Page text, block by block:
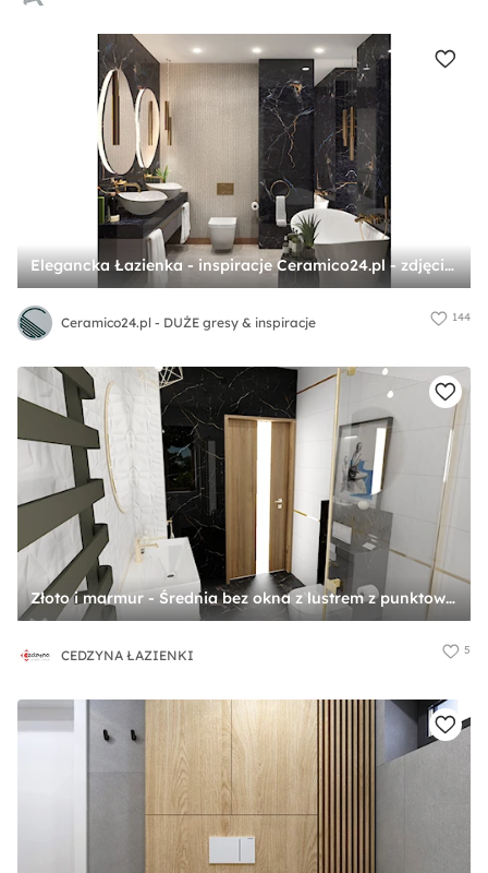
Elegancka Łazienka - inspiracje Ceramico24.pl - zdjęcie od Ceramico24.pl - DUŻE gresy & inspiracje
Ceramico24.pl - DUŻE gresy & inspiracje 144
Złoto i marmur - Średnia bez okna z lustrem z punktowym oświetleniem łazienka, styl glamour - zdjęcie od CEDZYNA ŁAZIENKI
CEDZYNA ŁAZIENKI 5